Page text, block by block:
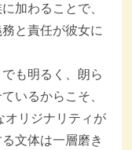
加わることで、
と責任が彼女に
も明るく、朗ら
いるからこそ、
オリジナリティが
文体は一層磨き